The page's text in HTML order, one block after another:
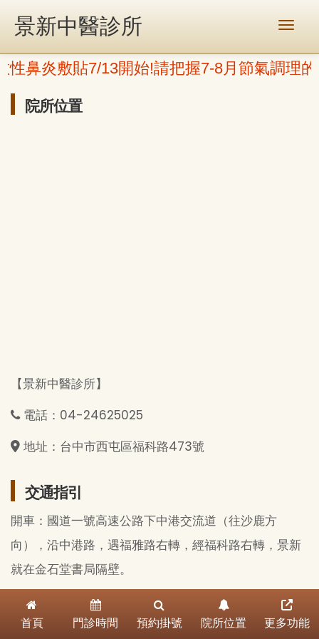
景新中醫診所
性鼻炎敷貼7/13開始!請把握7-8月節氣調理
院所位置
【景新中醫診所】
電話：04-24625025
地址：台中市西屯區福科路473號
交通指引
開車：國道一號高速公路下中港交流道（往沙鹿方
向），沿中港路，遇福雅路右轉，經福科路右轉，景新
就在金石堂書局隔壁。
● 地址：台中市西屯區福科路４７３．４７５號１．２
樓首頁 門診時間 預約掛號 院所位置 更多功能